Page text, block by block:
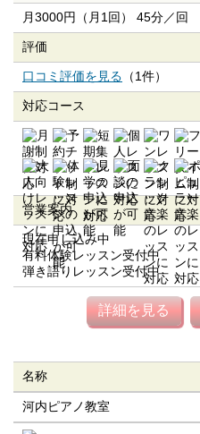
月3000円（月1回） 45分／回
評価
口コミ評価を見る （1件）
対応コース
営業案内
現在申し込み中
有料体験レッスン受付中
弾き語りレッスン受付中
詳細を見る
名称
河内ピアノ教室